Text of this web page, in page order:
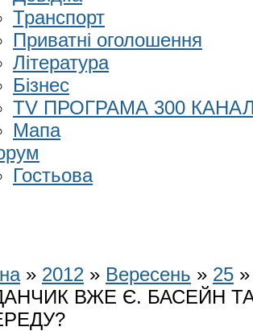
Транспорт
Приватні оголошення
Література
Бізнес
TV ПРОГРАМА 300
Мапа
Гостьова
» 2012 » Вересень » 25
ВЖЕ Є. БАСЕЙН